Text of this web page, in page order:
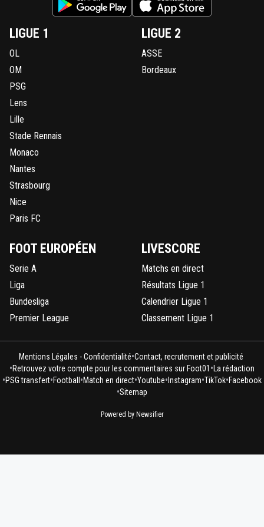
LIGUE 1
OL
OM
PSG
Lens
Lille
Stade Rennais
Monaco
Nantes
Strasbourg
Nice
Paris FC
LIGUE 2
ASSE
Bordeaux
FOOT EUROPÉEN
Serie A
Liga
Bundesliga
Premier League
LIVESCORE
Matchs en direct
Résultats Ligue 1
Calendrier Ligue 1
Classement Ligue 1
Mentions Légales - Confidentialité•Contact, recrutement et publicité
•Retrouvez votre compte pour les commentaires sur Foot01 • La rédaction
•PSG transfert•Football •Match en direct•Youtube• Instagram•TikTok•Facebook
•Sitemap
Powered by Newsifier